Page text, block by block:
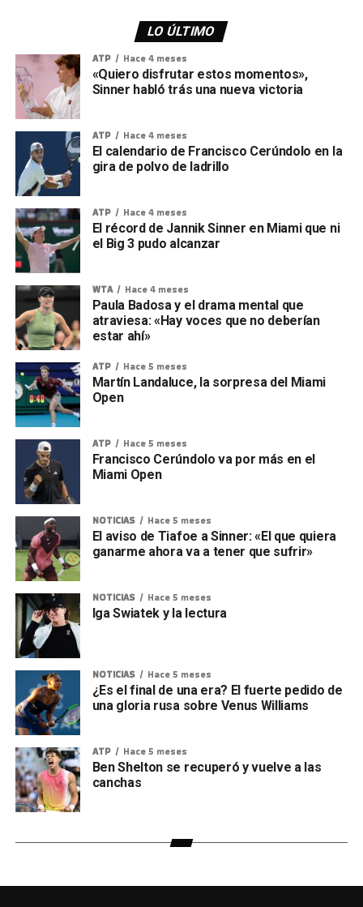
LO ÚLTIMO
ATP Hace 4 meses
«Quiero disfrutar estos momentos»,
Sinner habló trás una nueva victoria
ATP Hace 4 meses
El calendario de Francisco Cerúndolo en la
gira de polvo de ladrillo
ATP Hace 4 meses
El récord de Jannik Sinner en Miami que ni
el Big 3 pudo alcanzar
WTA Hace 4 meses
Paula Badosa y el drama mental que
atraviesa: «Hay voces que no deberían
estar ahí»
ATP Hace 5 meses
Martín Landaluce, la sorpresa del Miami
Open
ATP Hace 5 meses
Francisco Cerúndolo va por más en el
Miami Open
NOTICIAS Hace 5 meses
El aviso de Tiafoe a Sinner: «El que quiera
ganarme ahora va a tener que sufrir»
NOTICIAS Hace 5 meses
Iga Swiatek y la lectura
NOTICIAS Hace 5 meses
¿Es el final de una era? El fuerte pedido de
una gloria rusa sobre Venus Williams
ATP Hace 5 meses
Ben Shelton se recuperó y vuelve a las
canchas